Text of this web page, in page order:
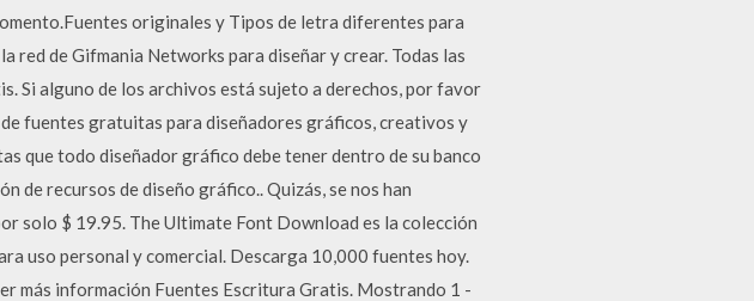
originales y Tipos de letra diferentes para
de Gifmania Networks para diseñar y crear. Todas las
Si alguno de los archivos está sujeto a derechos, por favor
fuentes gratuitas para diseñadores gráficos, creativos y
que todo diseñador gráfico debe tener dentro de su banco
de recursos de diseño gráfico.. Quizás, se nos han
solo $ 19.95. The Ultimate Font Download es la colección
uso personal y comercial. Descarga 10,000 fuentes hoy.
más información Fuentes Escritura Gratis. Mostrando 1 -